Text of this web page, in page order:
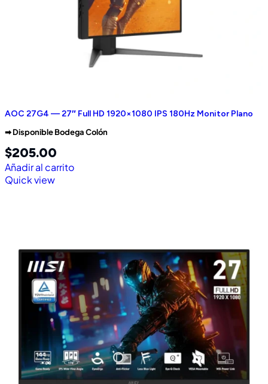
AOC 27G4 — 27″ Full HD 1920×1080 IPS 180Hz Monitor Plano
➡︎ Disponible Bodega Colón
$205.00
Añadir al carrito
Quick view